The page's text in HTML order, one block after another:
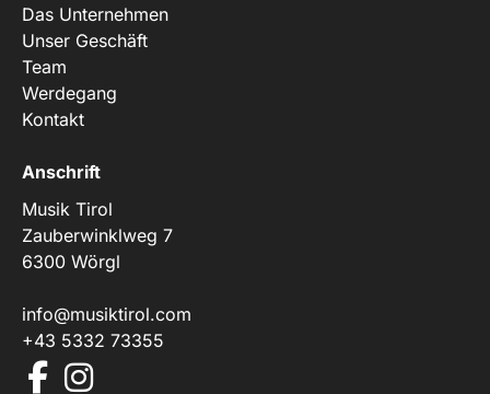
Das Unternehmen
Unser Geschäft
Team
Werdegang
Kontakt
Anschrift
Musik Tirol
Zauberwinklweg 7
6300 Wörgl
info@musiktirol.com
+43 5332 73355